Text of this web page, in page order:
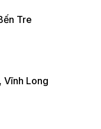
Tre
Vĩnh Long